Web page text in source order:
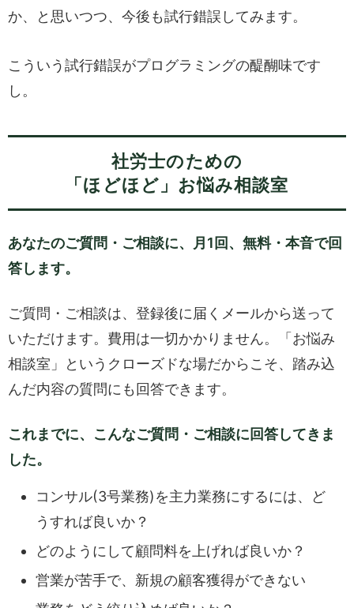
か、と思いつつ、今後も試行錯誤してみます。
こういう試行錯誤がプログラミングの醍醐味です
し。
社労士のための
「ほどほど」お悩み相談室
あなたのご質問・ご相談に、月1回、無料・本音で回
答します。
ご質問・ご相談は、登録後に届くメールから送って
いただけます。費用は一切かかりません。「お悩み
相談室」というクローズドな場だからこそ、踏み込
んだ内容の質問にも回答できます。
これまでに、こんなご質問・ご相談に回答してきま
した。
コンサル(3号業務)を主力業務にするには、ど
うすれば良いか？
どのようにして顧問料を上げれば良いか？
営業が苦手で、新規の顧客獲得ができない